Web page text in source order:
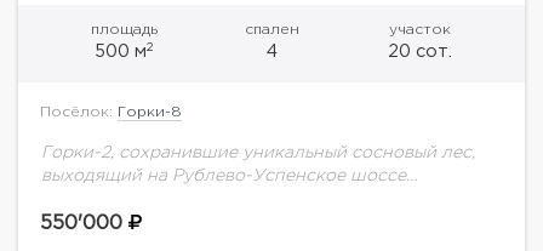
площадь
500 м2
спален
4
участок
20 сот.
Посёлок: Горки-8
Горки-2, сохранившие уникальный сосновый лес,
выходящий на Рублево-Успенское шоссе
комфортного проживания тех, кто хочет жить на
550'000